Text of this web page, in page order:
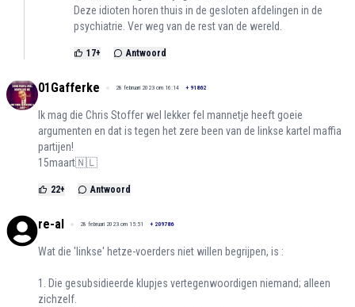
Deze idioten horen thuis in de gesloten afdelingen in de
psychiatrie. Ver weg van de rest van de wereld.
17+ Antwoord
01Gafferke 28 februari 2023 om 16:14 + 91862
Ik mag die Chris Stoffer wel lekker fel mannetje heeft goeie
argumenten en dat is tegen het zere been van de linkse kartel maffia
partijen!
15maart🇳🇱
22+ Antwoord
re-al 28 februari 2023 om 15:51 + 209786
Wat die 'linkse' hetze-voerders niet willen begrijpen, is :
1. Die gesubsidieerde klupjes vertegenwoordigen niemand; alleen
zichzelf.